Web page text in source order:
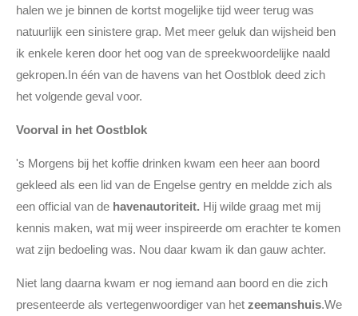
halen we je binnen de kortst mogelijke tijd weer terug was
natuurlijk een sinistere grap. Met meer geluk dan wijsheid ben
ik enkele keren door het oog van de spreekwoordelijke naald
gekropen.In één van de havens van het Oostblok deed zich
het volgende geval voor.
Voorval in het Oostblok
's Morgens bij het koffie drinken kwam een heer aan boord
gekleed als een lid van de Engelse gentry en meldde zich als
een official van de havenautoriteit. Hij wilde graag met mij
kennis maken, wat mij weer inspireerde om erachter te komen
wat zijn bedoeling was. Nou daar kwam ik dan gauw achter.
Niet lang daarna kwam er nog iemand aan boord en die zich
presenteerde als vertegenwoordiger van het zeemanshuis.We